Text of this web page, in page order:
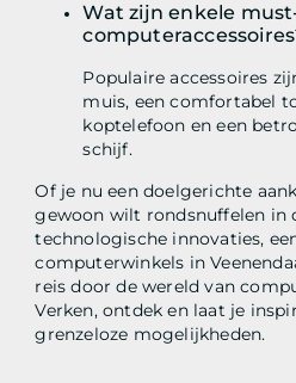
Wat zijn enkele
Populaire accessoires
muis, een comfortabel
koptelefoon en een
schijf.
Of je nu een doelgerichte
gewoon wilt rondsnuffelen in
technologische innovaties,
computerwinkels in
reis door de wereld van
Verken, ontdek en laat je
grenzeloze mogelijkheden.